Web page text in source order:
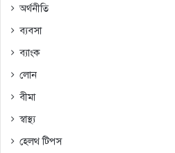
অর্থনীতি
ব্যবসা
ব্যাংক
লোন
বীমা
স্বাস্থ্য
হেলথ টিপস